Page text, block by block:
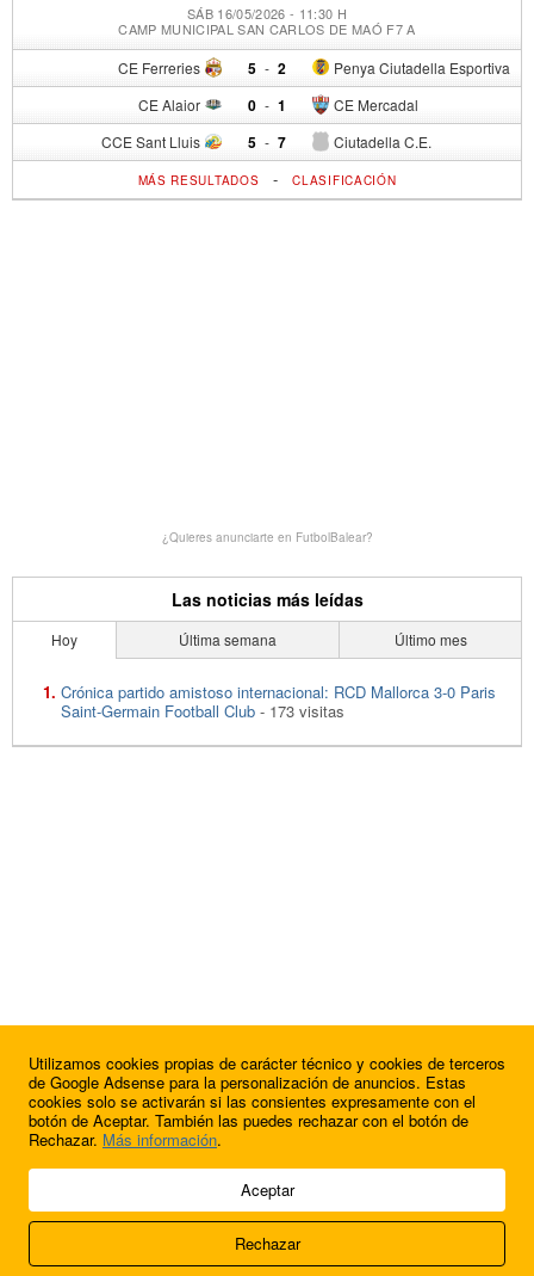
SÁB 16/05/2026 - 11:30 H
CAMP MUNICIPAL SAN CARLOS DE MAÓ F7 A
CE Ferreries 5 - Penya Ciutadella Esportiva
2
CE Alaior 0 - CE Mercadal
1
CCE Sant Lluis 5 - Ciutadella C.E.
7
MÁS RESULTADOS -CLASIFICACIÓN
¿Quieres anunciarte en FutbolBalear?
Las noticias más leídas
Hoy Última semana Último mes
Crónica partido amistoso internacional: RCD Mallorca 3-0 Paris
Saint-Germain Football Club - 173 visitas
© 2009 - 2026 Soluciones Corporativas IP, SL.
Acerca de nosotros
FútbolBalear
Utilizamos cookies propias de carácter técnico y cookies de terceros
de Google Adsense para la personalización de anuncios. Estas
cookies solo se activarán si las consientes expresamente con el
botón de Aceptar. También las puedes rechazar con el botón de
Rechazar. Más información.
Aceptar
Rechazar